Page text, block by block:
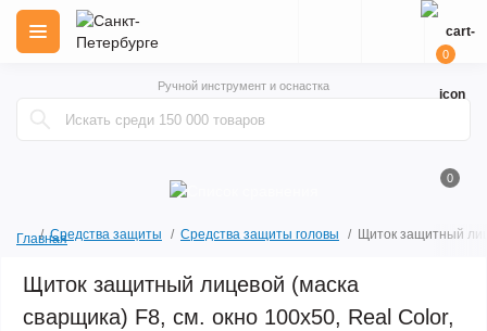
Ручной инструмент и оснастка
0
0
ГлавнаяСредства защиты Средства защиты головы Щиток защитный
Щиток защитный лицевой (маска
сварщика) F8, см. окно 100х50, Real Color,